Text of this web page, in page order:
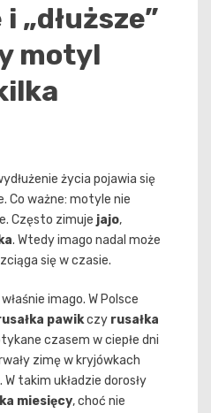
„dłuższe”
motyl
życia pojawia się
Co ważne: motyle nie
Często zimuje jajo,
. Wtedy imago nadal może
się w czasie.
imago. W Polsce
pawikczy rusałka
czasem w ciepłe dni
zimę w kryjówkach
takim układzie dorosły
miesięcy, choć nie